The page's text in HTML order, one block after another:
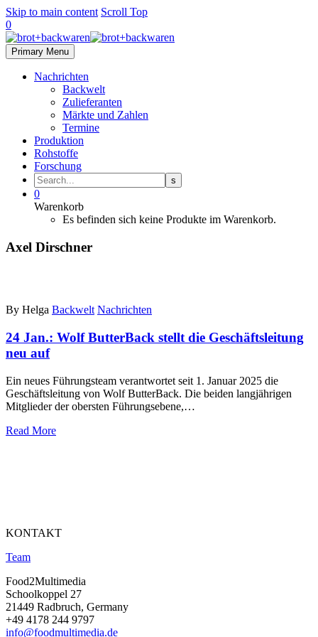
Skip to main content Scroll Top
0
Primary Menu
Nachrichten
Backwelt
Zulieferanten
Märkte und Zahlen
Termine
Produktion
Rohstoffe
Forschung
0
Warenkorb
Es befinden sich keine Produkte im Warenkorb.
Axel Dirschner
By Helga Backwelt Nachrichten
24 Jan.: Wolf ButterBack stellt die Geschäftsleitung
neu auf
Ein neues Führungsteam verantwortet seit 1. Januar 2025 die
Geschäftsleitung von Wolf ButterBack. Die beiden langjährigen
Mitglieder der obersten Führungsebene,…
Read More
KONTAKT
Team
Food2Multimedia
Schoolkoppel 27
21449 Radbruch, Germany
+49 4178 244 9797
info@foodmultimedia.de